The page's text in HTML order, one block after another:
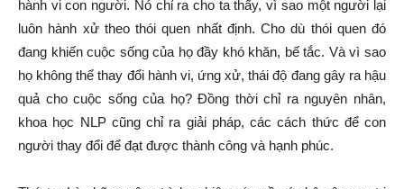
hành vi con người. Nó chỉ ra cho ta thấy, vì sao một người lại
luôn hành xử theo thói quen nhất định. Cho dù thói quen đó
đang khiến cuộc sống của họ đầy khó khăn, bế tắc. Và vì sao
họ không thể thay đổi hành vi, ứng xử, thái độ đang gây ra hậu
quả cho cuộc sống của họ? Đồng thời chỉ ra nguyên nhân,
khoa học NLP cũng chỉ ra giải pháp, các cách thức để con
người thay đổi để đạt được thành công và hạnh phúc.